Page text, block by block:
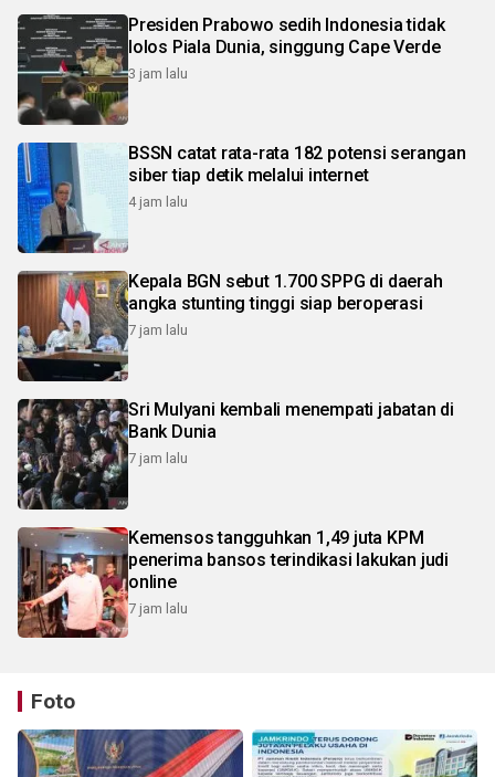
Presiden Prabowo sedih Indonesia tidak
lolos Piala Dunia, singgung Cape Verde
3 jam lalu
BSSN catat rata-rata 182 potensi serangan
siber tiap detik melalui internet
4 jam lalu
Kepala BGN sebut 1.700 SPPG di daerah
angka stunting tinggi siap beroperasi
7 jam lalu
Sri Mulyani kembali menempati jabatan di
Bank Dunia
7 jam lalu
Kemensos tangguhkan 1,49 juta KPM
penerima bansos terindikasi lakukan judi
online
7 jam lalu
Foto